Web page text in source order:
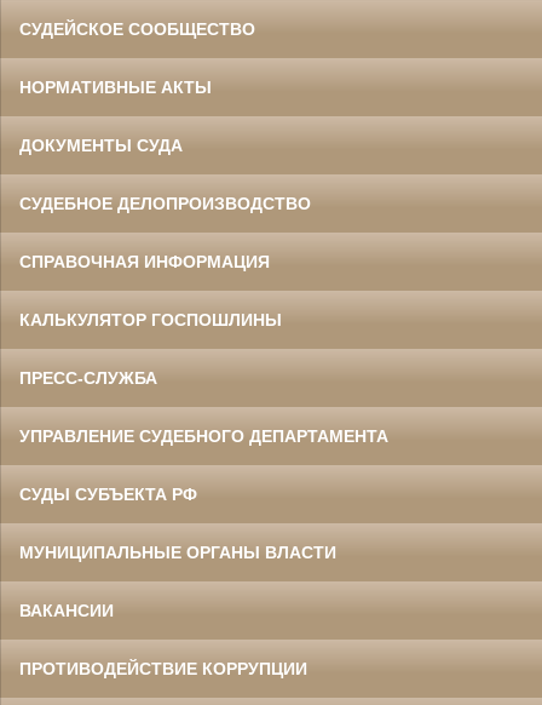
СУДЕЙСКОЕ СООБЩЕСТВО
НОРМАТИВНЫЕ АКТЫ
ДОКУМЕНТЫ СУДА
СУДЕБНОЕ ДЕЛОПРОИЗВОДСТВО
СПРАВОЧНАЯ ИНФОРМАЦИЯ
КАЛЬКУЛЯТОР ГОСПОШЛИНЫ
ПРЕСС-СЛУЖБА
УПРАВЛЕНИЕ СУДЕБНОГО ДЕПАРТАМЕНТА
СУДЫ СУБЪЕКТА РФ
МУНИЦИПАЛЬНЫЕ ОРГАНЫ ВЛАСТИ
ВАКАНСИИ
ПРОТИВОДЕЙСТВИЕ КОРРУПЦИИ